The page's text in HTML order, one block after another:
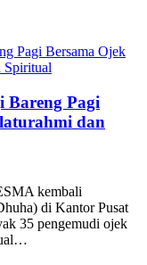
Pagi
dan
kembali
di Kantor Pusat
35 pengemudi ojek